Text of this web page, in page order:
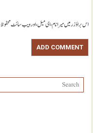
اس براؤزر میں میرا نام، ای میل، اور ویب سائٹ